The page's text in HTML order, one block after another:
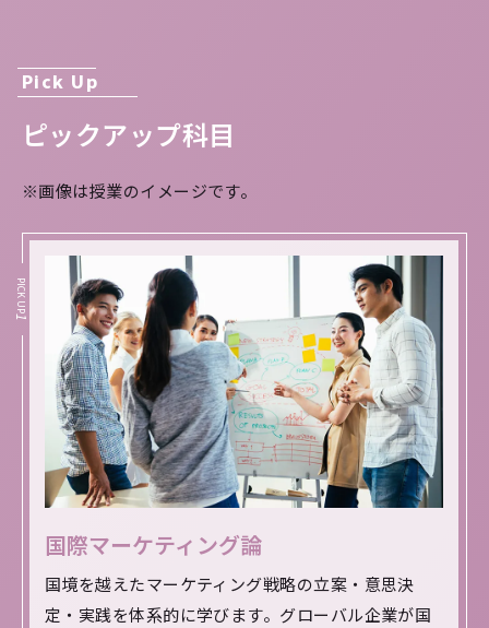
航空業界
観光業界
商社
金融機関
中学校教員（英語）
高校教員（英語）
NPO／NGO職員
国内外大学院への進学
Pick Up
ピックアップ科目
※画像は授業のイメージです。
PICK UP
1
国際マーケティング論
国境を越えたマーケティング戦略の立案・意思決
定・実践を体系的に学びます。グローバル企業が国